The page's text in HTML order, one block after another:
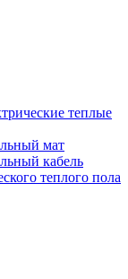
теплые
мат
кабель
теплого пола